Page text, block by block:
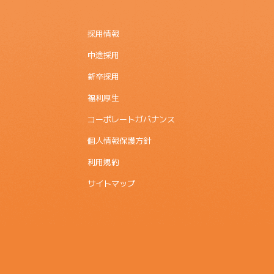
採用情報
中途採用
新卒採用
福利厚生
コーポレートガバナンス
個人情報保護方針
利用規約
サイトマップ